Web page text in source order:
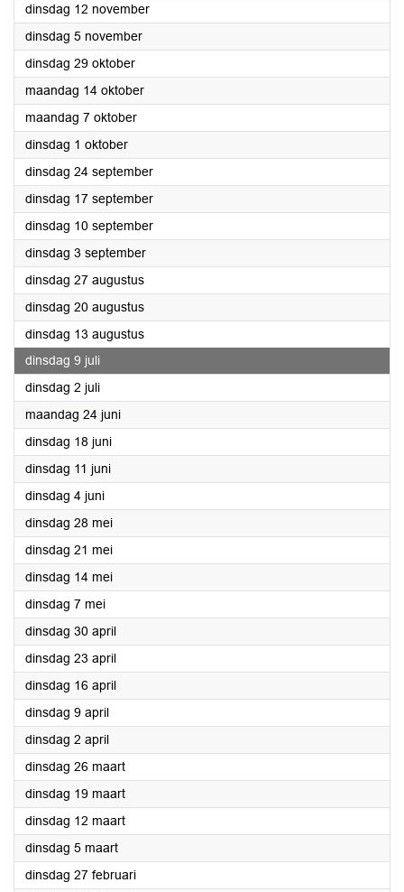
dinsdag 12 november2024
dinsdag 5 november2024
dinsdag 29 oktober2024
maandag 14 oktober2024
maandag 7 oktober2024
dinsdag 1 oktober2024
dinsdag 24 september2024
dinsdag 17 september2024
dinsdag 10 september2024
dinsdag 3 september2024
dinsdag 27 augustus2024
dinsdag 20 augustus2024
dinsdag 13 augustus2024
dinsdag 9 juli
dinsdag 2 juli2024
maandag 24 juni2024
dinsdag 18 juni2024
dinsdag 11 juni2024
dinsdag 4 juni2024
dinsdag 28 mei2024
dinsdag 21 mei2024
dinsdag 14 mei2024
dinsdag 7 mei2024
dinsdag 30 april2024
dinsdag 23 april2024
dinsdag 16 april2024
dinsdag 9 april2024
dinsdag 2 april2024
dinsdag 26 maart2024
dinsdag 19 maart2024
dinsdag 12 maart2024
dinsdag 5 maart2024
dinsdag 27 februari2024